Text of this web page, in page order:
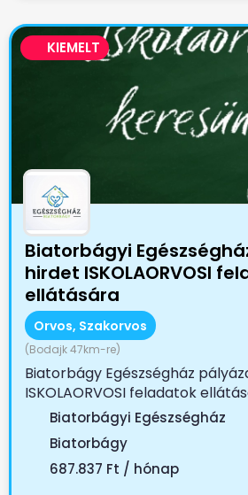
KIEMELT
Biatorbágyi
hirdet ISKOLAORVOSI
ellátására
Orvos, Szakorvos
(Bodajk 47km-re)
Biatorbágy Egészségház
ISKOLAORVOSI feladatok
tartama:...
Biatorbágyi Egészségház
Biatorbágy
687.837 Ft / hónap